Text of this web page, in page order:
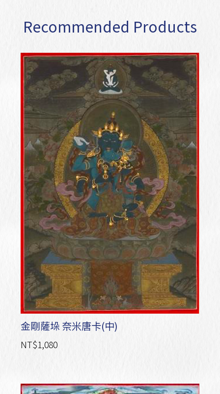
Recommended Products
金剛薩垛 奈米唐卡(中)
NT$1,080